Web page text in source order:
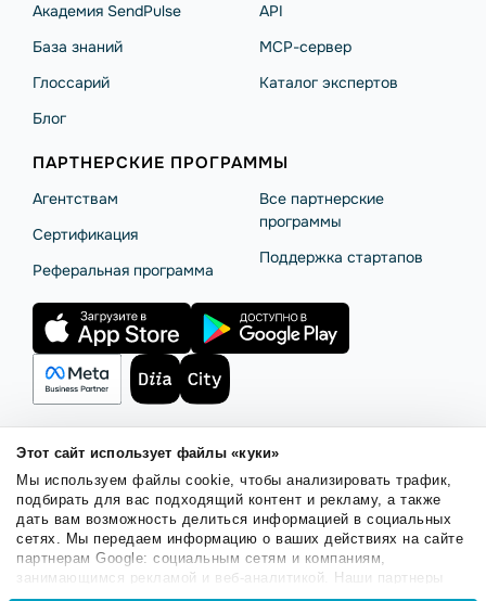
Этот сайт использует файлы «куки»
Мы используем файлы cookie, чтобы анализировать трафик,
подбирать для вас подходящий контент и рекламу, а также
дать вам возможность делиться информацией в социальных
сетях. Мы передаем информацию о ваших действиях на сайте
партнерам Google: социальным сетям и компаниям,
занимающимся рекламой и веб-аналитикой. Наши партнеры
могут комбинировать эти сведения с предоставленной вами
Академия SendPulse
База знаний
Глоссарий
Блог
API
MCP-сервер
Каталог экспертов
ПАРТНЕРСКИЕ ПРОГРАММЫ
Агентствам
Сертификация
Реферальная программа
Все партнерские
программы
Поддержка стартапов
Правила использованияБезопасность SendPulse
Политика конфиденциальности Политика Cookies
© 2015 - 2026. ООО «СендПульс». Все права защищены.
Русский